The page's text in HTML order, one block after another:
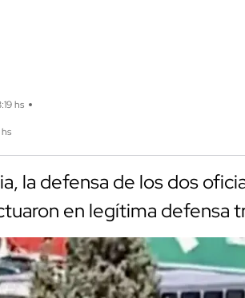
hs
la defensa de los dos
en legítima defensa